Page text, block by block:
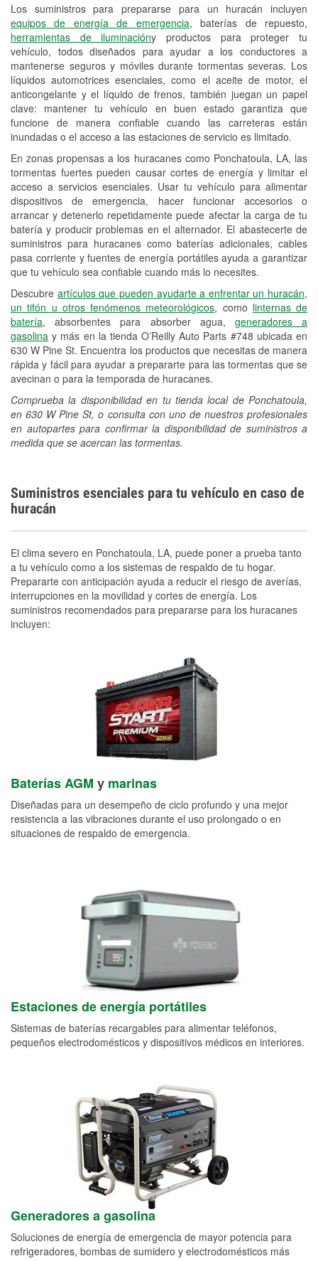
Los suministros para prepararse para un huracán incluyen
equipos de energía de emergencia, baterías de repuesto,
herramientas de iluminacióny productos para proteger tu
vehículo, todos diseñados para ayudar a los conductores a
mantenerse seguros y móviles durante tormentas severas. Los
líquidos automotrices esenciales, como el aceite de motor, el
anticongelante y el líquido de frenos, también juegan un papel
clave: mantener tu vehículo en buen estado garantiza que
funcione de manera confiable cuando las carreteras están
inundadas o el acceso a las estaciones de servicio es limitado.
En zonas propensas a los huracanes como Ponchatoula, LA, las
tormentas fuertes pueden causar cortes de energía y limitar el
acceso a servicios esenciales. Usar tu vehículo para alimentar
dispositivos de emergencia, hacer funcionar accesorios o
arrancar y detenerlo repetidamente puede afectar la carga de tu
batería y producir problemas en el alternador. El abastecerte de
suministros para huracanes como baterías adicionales, cables
pasa corriente y fuentes de energía portátiles ayuda a garantizar
que tu vehículo sea confiable cuando más lo necesites.
Descubre artículos que pueden ayudarte a enfrentar un huracán,
un tifón u otros fenómenos meteorológicos, como linternas de
batería, absorbentes para absorber agua, generadores a
gasolina y más en la tienda O’Reilly Auto Parts #748 ubicada en
630 W Pine St. Encuentra los productos que necesitas de manera
rápida y fácil para ayudar a prepararte para las tormentas que se
avecinan o para la temporada de huracanes.
Comprueba la disponibilidad en tu tienda local de Ponchatoula,
en 630 W Pine St, o consulta con uno de nuestros profesionales
en autopartes para confirmar la disponibilidad de suministros a
medida que se acercan las tormentas.
Reciclaje de baterías y aceite
Instalación de bombillas de faros
Instalación de limpiaparabrisas
Programa de Préstamo de
Herramientas
Rectificación de tambores y discos de
freno
Mangueras hidráulicas a la medida
Hurricane Supplies
Tornado Supplies
Conoce más
Suministros esenciales para tu vehículo en caso de
huracán
El clima severo en Ponchatoula, LA, puede poner a prueba tanto
a tu vehículo como a los sistemas de respaldo de tu hogar.
Prepararte con anticipación ayuda a reducir el riesgo de averías,
interrupciones en la movilidad y cortes de energía. Los
suministros recomendados para prepararse para los huracanes
incluyen:
Baterías AGM y marinas
Diseñadas para un desempeño de ciclo profundo y una mejor
resistencia a las vibraciones durante el uso prolongado o en
situaciones de respaldo de emergencia.
Estaciones de energía portátiles
Sistemas de baterías recargables para alimentar teléfonos,
pequeños electrodomésticos y dispositivos médicos en interiores.
Generadores a gasolina
Soluciones de energía de emergencia de mayor potencia para
refrigeradores, bombas de sumidero y electrodomésticos más